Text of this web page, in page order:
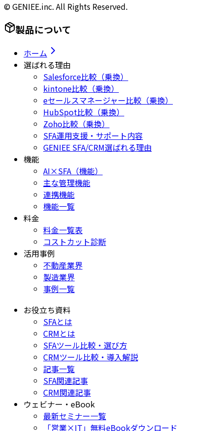
© GENIEE.inc. All Rights Reserved.
製品について
ホーム
選ばれる理由
Salesforce比較（乗換）
kintone比較（乗換）
eセールスマネージャー比較（乗換）
HubSpot比較（乗換）
Zoho比較（乗換）
SFA運用支援・サポート内容
GENIEE SFA/CRM選ばれる理由
機能
AI×SFA（機能）
主な管理機能
連携機能
機能一覧
料金
料金一覧表
コストカット診断
活用事例
不動産業界
製造業界
事例一覧
お役立ち資料
SFAとは
CRMとは
SFAツール比較・選び方
CRMツール比較・導入解説
記事一覧
SFA関連記事
CRM関連記事
ウェビナー・eBook
最新セミナー一覧
「営業×IT」無料eBookダウンロード